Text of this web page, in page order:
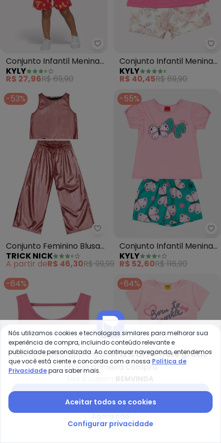
Kyly - Conjunto Infantil Menina
Conjunto Infantil Menina
Lettering (Rosa)
KYLY
R$ 27,96R$ 69,90
Conjunto Infantil Menina
Lettering (Rosa)
KYLY
R$ 40,45R$ 89,90
-53%
Trick Nick - Conjunto Feminino
Conjunto Feminino Blusa
com Pantacourt (Rosa)
TRICK NICK
A partir deR$ 46,30R$ 99,99
-55%
Conjunto Infantil Menina
Borboletas (Rosa)
KYLY
R$ 52,60R$ 116,90
-64%
Marisol - Conjunto Curto
Conjunto Curto Cropped
-64%
Compre pelo app e ganhe12% OFF + frete grátis
na sua primeira compra
Nós utilizamos cookies e tecnologias similares para melhorar sua
experiência de compra, incluindo conteúdo relevante e
publicidade personalizada. Ao continuar navegando, entendemos
que você está ciente e concorda com a nossa Política de
Privacidadepara saber mais.
Aceitar todos os cookies
Configurar privacidade